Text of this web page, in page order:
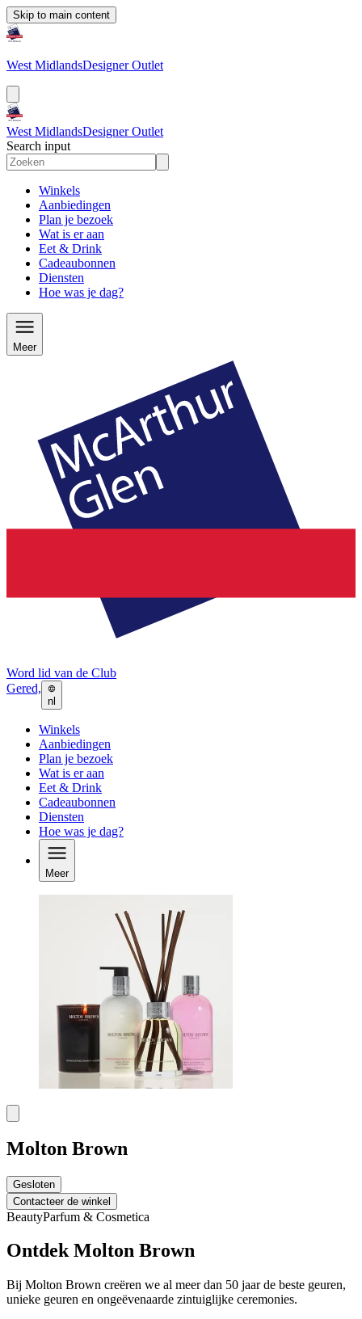
Skip to main content
West MidlandsDesigner Outlet
West MidlandsDesigner Outlet
Search input
Winkels
Aanbiedingen
Plan je bezoek
Wat is er aan
Eet & Drink
Cadeaubonnen
Diensten
Hoe was je dag?
Meer
Word lid van de Club
Gered,
nl
Winkels
Aanbiedingen
Plan je bezoek
Wat is er aan
Eet & Drink
Cadeaubonnen
Diensten
Hoe was je dag?
Meer
Molton Brown
Gesloten
Contacteer de winkel
BeautyParfum & Cosmetica
Ontdek Molton Brown
Bij Molton Brown creëren we al meer dan 50 jaar de beste geuren,
unieke geuren en ongeëvenaarde zintuiglijke ceremonies.